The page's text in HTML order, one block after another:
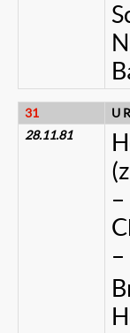
31
U
28.11.81